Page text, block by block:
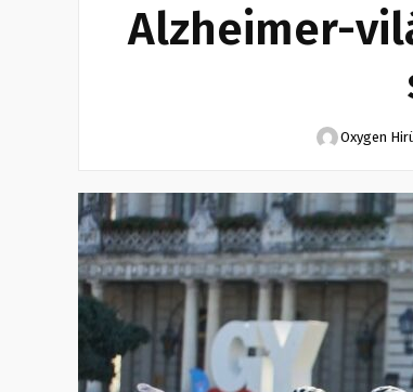
Alzheimer-
Oxygen